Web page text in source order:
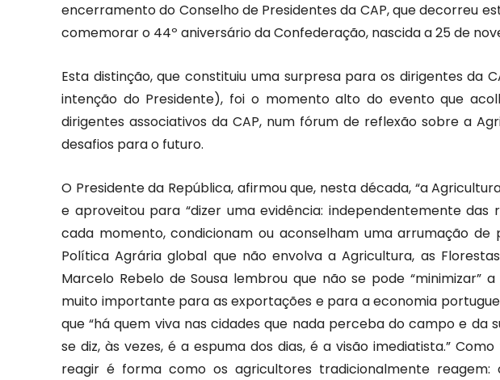
encerramento do Conselho de Presidentes da CAP, que decorreu
comemorar o 44º aniversário da Confederação, nascida a 25 de
Esta distinção, que constituiu uma surpresa para os dirigentes da
intenção do Presidente), foi o momento alto do evento que
dirigentes associativos da CAP, num fórum de reflexão sobre a
desafios para o futuro.
O Presidente da República, afirmou que, nesta década, “a
e aproveitou para “dizer uma evidência: independentemente das
cada momento, condicionam ou aconselham uma arrumação de
Política Agrária global que não envolva a Agricultura, as
Marcelo Rebelo de Sousa lembrou que não se pode “minimizar”
muito importante para as exportações e para a economia
que “há quem viva nas cidades que nada perceba do campo e da
se diz, às vezes, é a espuma dos dias, é a visão imediatista.”
reagir é forma como os agricultores tradicionalmente reagem: